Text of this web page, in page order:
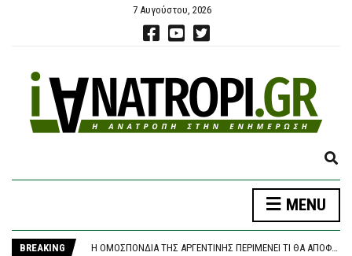
7 Αυγούστου, 2026
E
P
N
MENU
BREAKING
Η ΟΜΟΣΠΟΝΔΊΑ ΤΗΣ ΑΡΓΕΝΤΙΝΉΣ ΠΕΡΙΜΈΝΕΙ ΤΙ ΘΑ ΑΠΟΦΑΣΊΣΟΥΝ ΟΙ ΜΈΣΙ ΚΑΙ ΣΚΑΛΌΝΙ
ΦΩΤΙΆ ΣΤΗΝ ΕΡΜΑΚΙΆ ΚΟΖΆΝΗΣ – ΕΠΙΧΕΙΡΟΎΝ ΕΝΑΈΡΙΕΣ ΚΑΙ ΕΠΊΓΕΙΕΣ ΔΥΝΆΜΕΙΣ